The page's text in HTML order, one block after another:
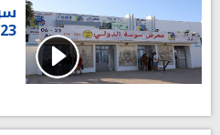
23 أوت 2026